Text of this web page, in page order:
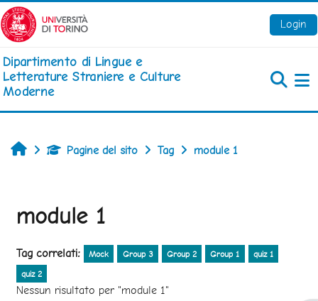
Vai al contenuto principale
Login
Dipartimento di Lingue e
Letterature Straniere e Culture
Moderne
HomePagine del sito Tag module 1
module 1
Tag correlati: Mock Group 3 Group 2 Group 1
quiz 1
quiz 2
Nessun risultato per "module 1"